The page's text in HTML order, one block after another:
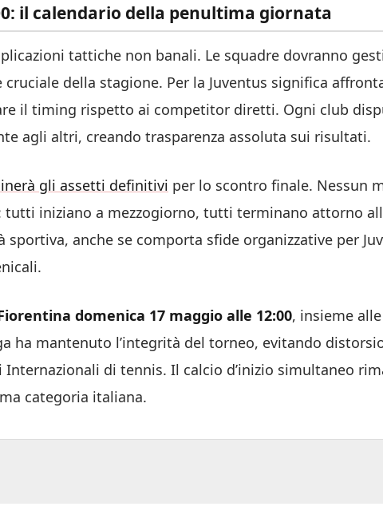
il calendario della penultima giornata
tattiche non banali. Le squadre dovranno
cruciale della stagione. Per la Juventus significa
il timing rispetto ai competitor diretti. Ogni club
agli altri, creando trasparenza assoluta sui risultati.
gli assetti definitivi per lo scontro finale. Nessun
tutti iniziano a mezzogiorno, tutti terminano attorno
anche se comporta sfide organizzative per
domenica 17 maggio alle 12:00, insieme
ha mantenuto l’integrità del torneo, evitando
di tennis. Il calcio d’inizio simultaneo
categoria italiana.